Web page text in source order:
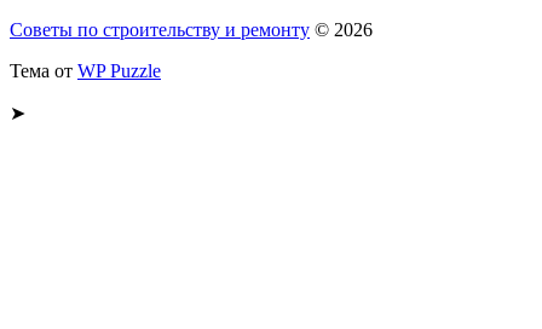
Советы по строительству и ремонту © 2026
Тема от WP Puzzle
➤